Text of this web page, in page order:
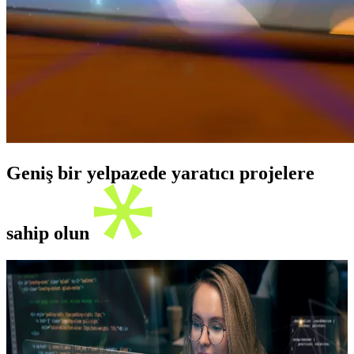
Geniş bir yelpazede yaratıcı projelere
sahip olun